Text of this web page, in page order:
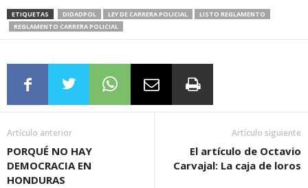
ETIQUETAS DIDADPOL LEY DE CARRERA POLICIAL
LISTO REGLAMENTO
REGLAMENTO CARRERA POLICIAL
Artículo anterior
PORQUÉ NO HAY
DEMOCRACIA EN
HONDURAS
Artículo siguiente
El artículo de Octavio
Carvajal: La caja de loros